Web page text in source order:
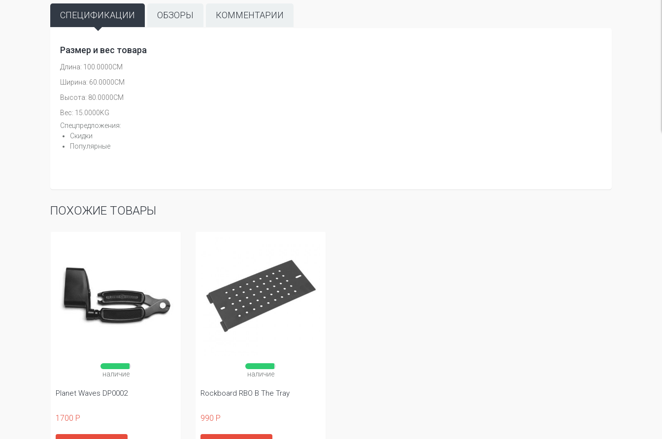
СПЕЦИФИКАЦИИ ОБЗОРЫ КОММЕНТАРИИ
Размер и вес товара
Длина: 100.0000CM
Ширина: 60.0000CM
Высота: 80.0000CM
Вес: 15.0000KG
Спецпредложения:
Скидки
Популярные
ПОХОЖИЕ ТОВАРЫ
наличие
Planet Waves DP0002
1700 Р
наличие
Rockboard RBO B The Tray
990 Р